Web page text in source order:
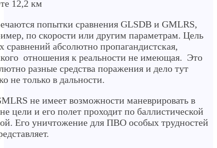
12,2 км
попытки сравнения GLSDB и GMLRS,
по скорости или другим параметрам. Цель
сравнений абсолютно пропагандистская,
отношения к реальности не имеющая. Это
разные средства поражения и дело тут
не только в дальности.
не имеет возможности маневрировать в
цели и его полет проходит по баллистической
Его уничтожение для ПВО особых трудностей